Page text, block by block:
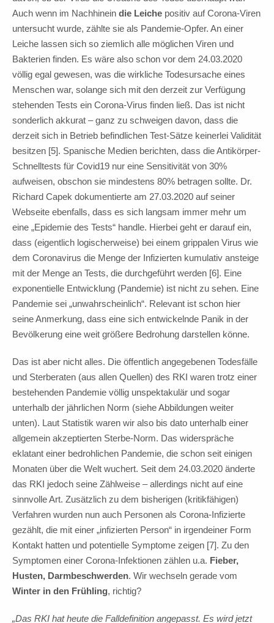
Auch wenn im Nachhinein die Leiche positiv auf Corona-Viren
untersucht wurde, zählte sie als Pandemie-Opfer. An einer
Leiche lassen sich so ziemlich alle möglichen Viren und
Bakterien finden. Es wäre also schon vor dem 24.03.2020
völlig egal gewesen, was die wirkliche Todesursache eines
Menschen war, solange sich mit den derzeit zur Verfügung
stehenden Tests ein Corona-Virus finden ließ. Das ist nicht
sonderlich akkurat – ganz zu schweigen davon, dass die
derzeit sich in Betrieb befindlichen Test-Sätze keinerlei Validität
besitzen [5]. Spanische Medien berichten, dass die Antikörper-
Schnelltests für Covid19 nur eine Sensitivität von 30%
aufweisen, obschon sie mindestens 80% betragen sollte. Dr.
Richard Capek dokumentierte am 27.03.2020 auf seiner
Webseite ebenfalls, dass es sich langsam immer mehr um
eine „Epidemie des Tests“ handle. Hierbei geht er darauf ein,
dass (eigentlich logischerweise) bei einem grippalen Virus wie
dem Coronavirus die Menge der Infizierten kumulativ ansteige
mit der Menge an Tests, die durchgeführt werden [6]. Eine
exponentielle Entwicklung (Pandemie) ist nicht zu sehen. Eine
Pandemie sei „unwahrscheinlich“. Relevant ist schon hier
seine Anmerkung, dass eine sich entwickelnde Panik in der
Bevölkerung eine weit größere Bedrohung darstellen könne.
Das ist aber nicht alles. Die öffentlich angegebenen Todesfälle
und Sterberaten (aus allen Quellen) des RKI waren trotz einer
bestehenden Pandemie völlig unspektakulär und sogar
unterhalb der jährlichen Norm (siehe Abbildungen weiter
unten). Laut Statistik waren wir also bis dato unterhalb einer
allgemein akzeptierten Sterbe-Norm. Das widerspräche
eklatant einer bedrohlichen Pandemie, die schon seit einigen
Monaten über die Welt wuchert. Seit dem 24.03.2020 änderte
das RKI jedoch seine Zählweise – allerdings nicht auf eine
sinnvolle Art. Zusätzlich zu dem bisherigen (kritikfähigen)
Verfahren wurden nun auch Personen als Corona-Infizierte
gezählt, die mit einer „infizierten Person“ in irgendeiner Form
Kontakt hatten und potentielle Symptome zeigen [7]. Zu den
Symptomen einer Corona-Infektionen zählen u.a. Fieber,
Husten, Darmbeschwerden. Wir wechseln gerade vom
Winter in den Frühling, richtig?
„Das RKI hat heute die Falldefinition angepasst. Es wird jetzt